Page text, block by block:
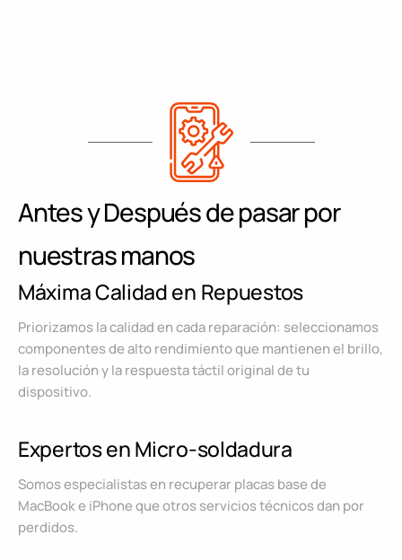
Antes y Después de pasar por
nuestras manos
Máxima Calidad en Repuestos
Priorizamos la calidad en cada reparación: seleccionamos
componentes de alto rendimiento que mantienen el brillo,
la resolución y la respuesta táctil original de tu
dispositivo.
Expertos en Micro-soldadura
Somos especialistas en recuperar placas base de
MacBook e iPhone que otros servicios técnicos dan por
perdidos.